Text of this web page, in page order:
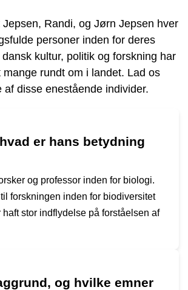
Randi, og Jørn Jepsen hver
personer inden for deres
kultur, politik og forskning har
rundt om i landet. Lad os
disse enestående individer.
er hans betydning
og professor inden for biologi.
forskningen inden for biodiversitet
stor indflydelse på forståelsen af
og hvilke emner